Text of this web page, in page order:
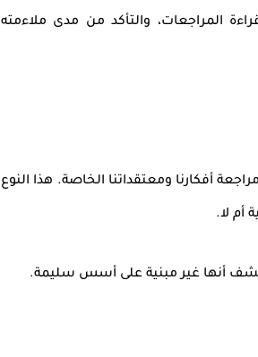
المراجعات، والتأكد من مدى ملاءمته
مراجعة أفكارنا ومعتقداتنا الخاصة. هذا النوع
أم لا.
اكتشف أنها غير مبنية على أسس سليمة.